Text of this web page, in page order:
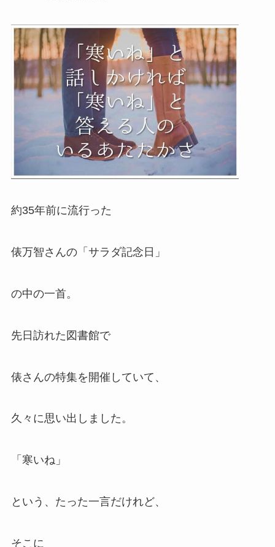
約35年前に流行った
俵万智さんの「サラダ記念日」
の中の一首。
先日訪れた図書館で
俵さんの特集を開催していて、
久々に思い出しました。
「寒いね」
という、たった一言だけれど、
そこに